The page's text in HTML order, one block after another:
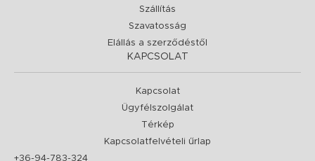
Szállítás
Szavatosság
Elállás a szerződéstől
KAPCSOLAT
Kapcsolat
Ügyfélszolgálat
Térkép
Kapcsolatfelvételi űrlap
+36-94-783-324